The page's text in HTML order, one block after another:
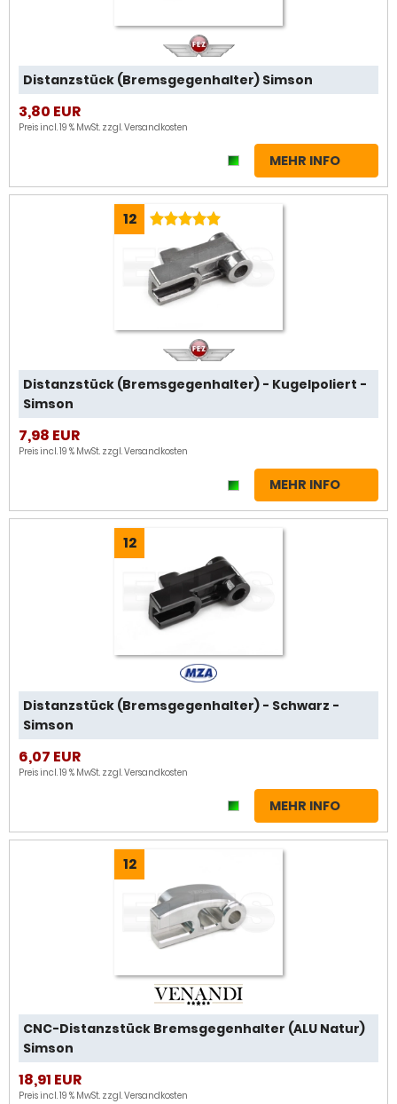
Distanzstück (Bremsgegenhalter) Simson
3,80 EUR
Preis incl. 19 % MwSt. zzgl.Versandkosten
MEHR INFO
12
Distanzstück (Bremsgegenhalter) - Kugelpoliert -
Simson
7,98 EUR
Preis incl. 19 % MwSt. zzgl.Versandkosten
MEHR INFO
12
Distanzstück (Bremsgegenhalter) - Schwarz -
Simson
6,07 EUR
Preis incl. 19 % MwSt. zzgl.Versandkosten
MEHR INFO
12
CNC-Distanzstück Bremsgegenhalter (ALU Natur)
Simson
18,91 EUR
Preis incl. 19 % MwSt. zzgl.Versandkosten